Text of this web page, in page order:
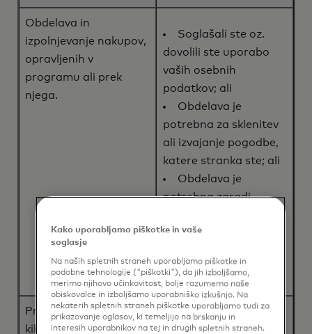
Obdelava in
izpolnjevanje nakupov,
opravljenih v
programu ali prek
njega.
Soglašali ste oz.
dovolili ste uporabo
vaših osebnih
podatkov; ali
Obdelava je
potrebna za sklenitev
ali izvajanje pogodbe,
katere stranka ste; ali
Obdelava je
potrebna zaradi
zakonskih ali drugih
obveznosti.
Preprečevanje goljufij,
kibernetskih groženj,
Obdelava je
Kako uporabljamo piškotke in vaše
soglasje
Na naših spletnih straneh uporabljamo piškotke in
podobne tehnologije ("piškotki"), da jih izboljšamo,
merimo njihovo učinkovitost, bolje razumemo naše
obiskovalce in izboljšamo uporabniško izkušnjo. Na
nekaterih spletnih straneh piškotke uporabljamo tudi za
prikazovanje oglasov, ki temeljijo na brskanju in
interesih uporabnikov na tej in drugih spletnih straneh.